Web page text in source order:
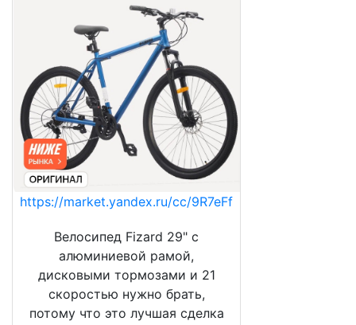
https://market.yandex.ru/cc/9R7eFf
Велосипед Fizard 29" с
алюминиевой рамой,
дисковыми тормозами и 21
скоростью нужно брать,
потому что это лучшая сделка